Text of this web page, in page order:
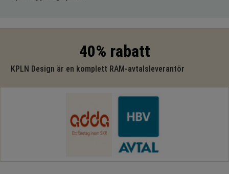
40% rabatt
KPLN Design är en komplett RAM-avtalsleverantör